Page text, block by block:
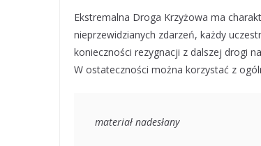
Ekstremalna Droga Krzyżowa ma
nieprzewidzianych zdarzeń, każdy
konieczności rezygnacji z dalszej drogi
W ostateczności można korzystać z
materiał nadesłany